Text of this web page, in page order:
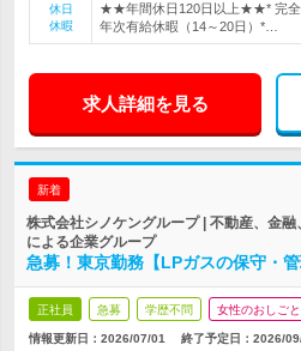
休日
休暇
★★年間休日120日以上★★* 完全
年次有給休暇（14～20日）*…
求人詳細を見る
新着
株式会社シノケングループ | 不動産、金
による企業グループ
急募！東京勤務【LPガスの保守・
正社員 急募 学歴不問 女性のおしご
情報更新日：2026/07/01 終了予定日： 2026/